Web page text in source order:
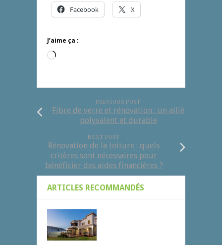
Facebook X
J’aime ça :
Chargement…
PREVIOUS POST
Fibre de verre et rénovation : un allié
polyvalent et durable
NEXT POST
Rénovation de la toiture : quels
critères sont nécessaires pour
bénéficier des aides financières ?
ARTICLES RECOMMANDÉS